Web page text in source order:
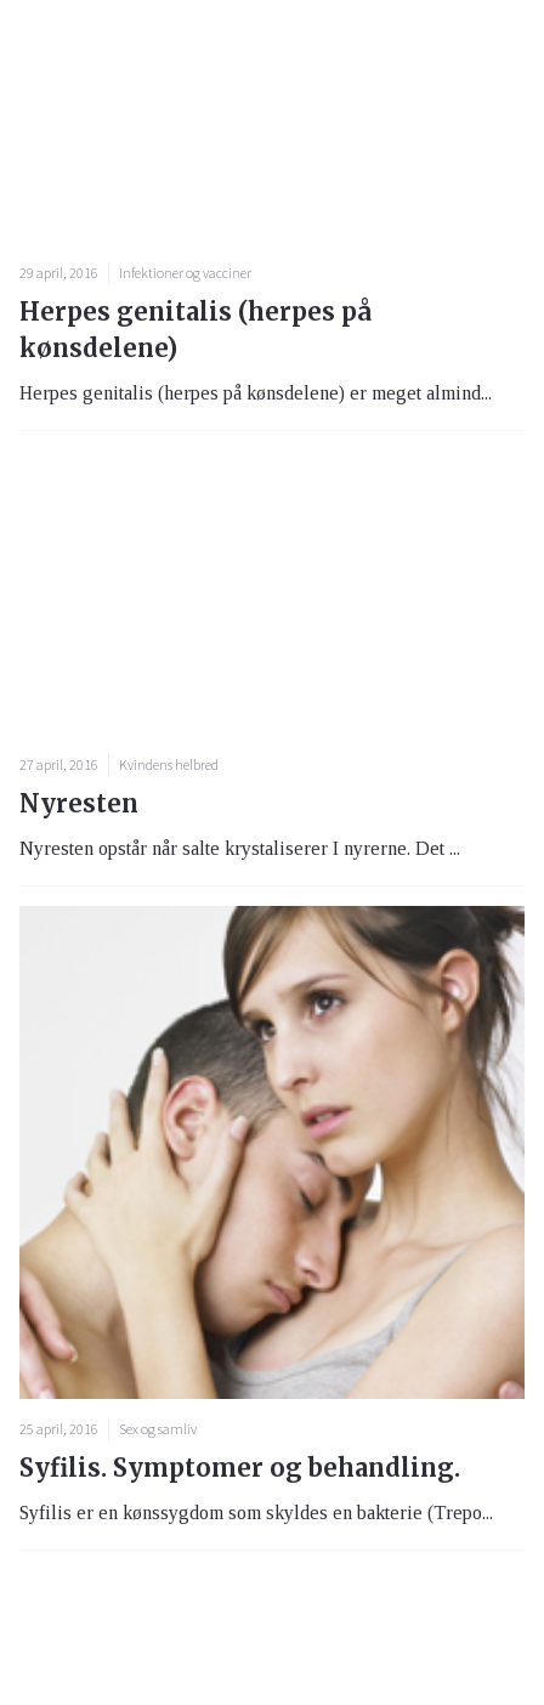
29 april, 2016 Infektioner og vacciner
Herpes genitalis (herpes på
kønsdelene)
Herpes genitalis (herpes på kønsdelene) er meget almind...
27 april, 2016 Kvindens helbred
Nyresten
Nyresten opstår når salte krystaliserer I nyrerne. Det ...
25 april, 2016 Sex og samliv
Syfilis. Symptomer og behandling.
Syfilis er en kønssygdom som skyldes en bakterie (Trepo...